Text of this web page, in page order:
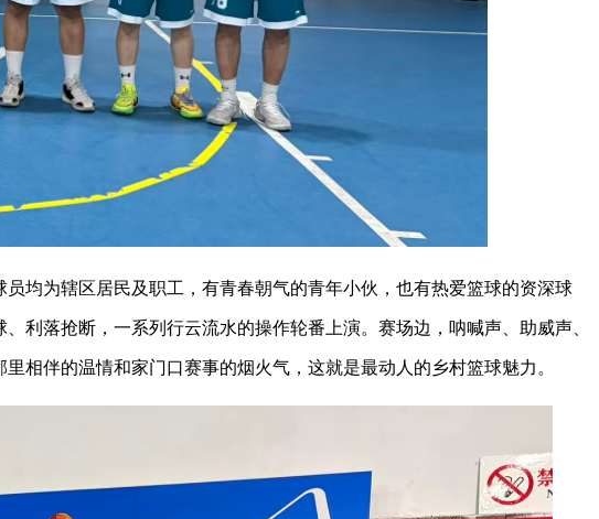
均为辖区居民及职工，有青春朝气的青年小伙，也有热爱篮球的资深球
利落抢断，一系列行云流水的操作轮番上演。赛场边，呐喊声、助威声、
相伴的温情和家门口赛事的烟火气，这就是最动人的乡村篮球魅力。